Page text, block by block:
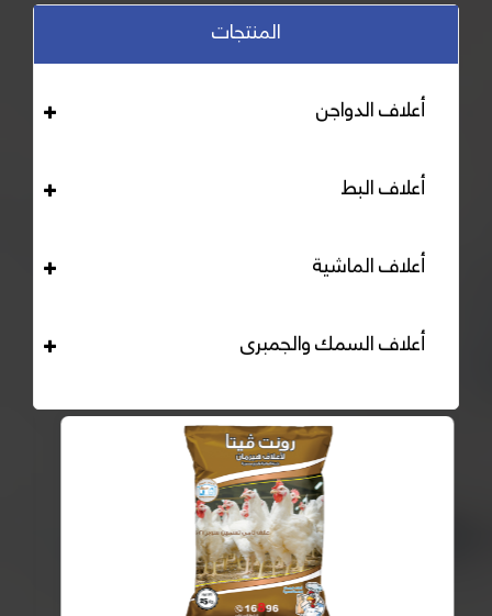
المنتجات
أعلاف الدواجن
أعلاف البط
أعلاف الماشية
أعلاف السمك والجمبرى